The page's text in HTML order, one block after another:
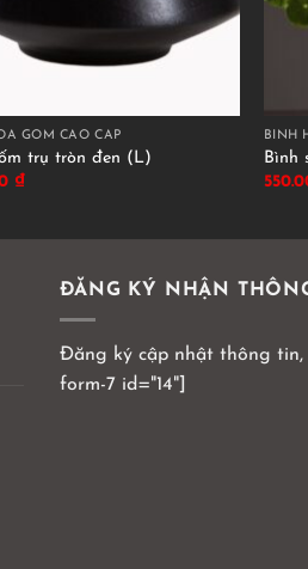
GỐM CAO CẤP
trụ tròn đen (L)
₫
BÌNH
Bình
ĐĂNG KÝ NHẬN
Đăng ký cập nhật thông tin,
form-7 id="14"]